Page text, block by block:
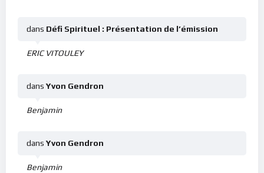
ERIC VITOULEY
dans Défi Spirituel : Présentation de l’émission
Benjamin
dans Yvon Gendron
Benjamin
dans Yvon Gendron